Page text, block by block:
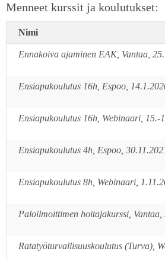
Menneet kurssit ja koulutukset:
Nimi
Ennakoiva ajaminen EAK, Vantaa,
Ensiapukoulutus 16h, Espoo,
Ensiapukoulutus 16h, Webinaari, 15.-
Ensiapukoulutus 4h, Espoo,
Ensiapukoulutus 8h, Webinaari,
Paloilmoittimen hoitajakurssi, Vantaa,
Ratatyöturvallisuuskoulutus (Turva),